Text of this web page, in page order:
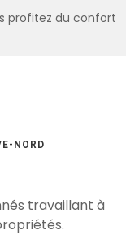
profitez du confort
NORD
travaillant à